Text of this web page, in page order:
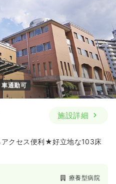
車通勤可
施設詳細
クセス便利★好立地な103床
療養型病院